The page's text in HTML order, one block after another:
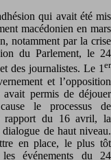
qui avait été mis
macédonien en mars
notamment par la crise
du Parlement, le 24
des journalistes. Le 1er
et l’opposition
avait permis de déjouer
le processus de
rapport du 16 avril, la
de haut niveau.
en place, le plus tôt
les événements du 24